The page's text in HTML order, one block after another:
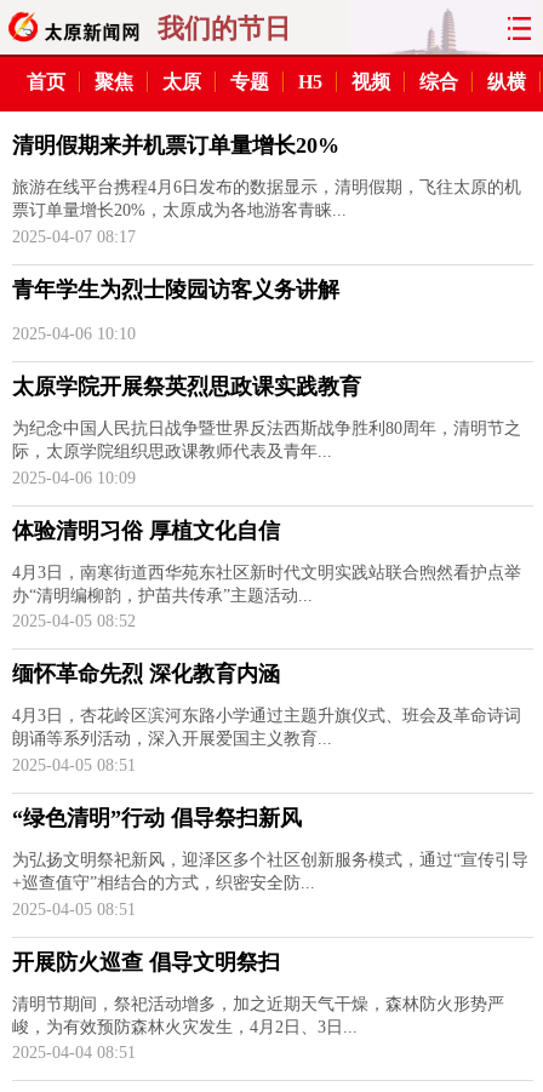
我们的节日
首页 聚焦 太原 山西
经济 关注 文明
纵横 曝光 综合
旅游 理财 政务
看天下
太原日报 太原晚报 热评
首页 聚焦 太原 专题 H5 视频 综合 纵横
清明假期来并机票订单量增长20%
旅游在线平台携程4月6日发布的数据显示，清明假期，飞往太原的机
票订单量增长20%，太原成为各地游客青睐...
2025-04-07 08:17
青年学生为烈士陵园访客义务讲解
2025-04-06 10:10
太原学院开展祭英烈思政课实践教育
为纪念中国人民抗日战争暨世界反法西斯战争胜利80周年，清明节之
际，太原学院组织思政课教师代表及青年...
2025-04-06 10:09
体验清明习俗 厚植文化自信
4月3日，南寒街道西华苑东社区新时代文明实践站联合煦然看护点举
办“清明编柳韵，护苗共传承”主题活动...
2025-04-05 08:52
缅怀革命先烈 深化教育内涵
4月3日，杏花岭区滨河东路小学通过主题升旗仪式、班会及革命诗词
朗诵等系列活动，深入开展爱国主义教育...
2025-04-05 08:51
“绿色清明”行动 倡导祭扫新风
为弘扬文明祭祀新风，迎泽区多个社区创新服务模式，通过“宣传引导
+巡查值守”相结合的方式，织密安全防...
2025-04-05 08:51
开展防火巡查 倡导文明祭扫
清明节期间，祭祀活动增多，加之近期天气干燥，森林防火形势严
峻，为有效预防森林火灾发生，4月2日、3日...
2025-04-04 08:51